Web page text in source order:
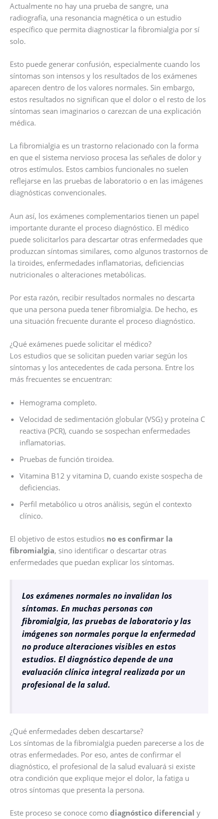
Actualmente no hay una prueba de sangre, una
radiografía, una resonancia magnética o un estudio
específico que permita diagnosticar la fibromialgia por sí
solo.
Esto puede generar confusión, especialmente cuando los
síntomas son intensos y los resultados de los exámenes
aparecen dentro de los valores normales. Sin embargo,
estos resultados no significan que el dolor o el resto de los
síntomas sean imaginarios o carezcan de una explicación
médica.
La fibromialgia es un trastorno relacionado con la forma
en que el sistema nervioso procesa las señales de dolor y
otros estímulos. Estos cambios funcionales no suelen
reflejarse en las pruebas de laboratorio o en las imágenes
diagnósticas convencionales.
Aun así, los exámenes complementarios tienen un papel
importante durante el proceso diagnóstico. El médico
puede solicitarlos para descartar otras enfermedades que
produzcan síntomas similares, como algunos trastornos de
la tiroides, enfermedades inflamatorias, deficiencias
nutricionales o alteraciones metabólicas.
Por esta razón, recibir resultados normales no descarta
que una persona pueda tener fibromialgia. De hecho, es
una situación frecuente durante el proceso diagnóstico.
¿Qué exámenes puede solicitar el médico?
Los estudios que se solicitan pueden variar según los
síntomas y los antecedentes de cada persona. Entre los
más frecuentes se encuentran:
Hemograma completo.
Velocidad de sedimentación globular (VSG) y proteína C
reactiva (PCR), cuando se sospechan enfermedades
inflamatorias.
Pruebas de función tiroidea.
Vitamina B12 y vitamina D, cuando existe sospecha de
deficiencias.
Perfil metabólico u otros análisis, según el contexto
clínico.
El objetivo de estos estudios no es confirmar la
fibromialgia, sino identificar o descartar otras
enfermedades que puedan explicar los síntomas.
Los exámenes normales no invalidan los
síntomas. En muchas personas con
fibromialgia, las pruebas de laboratorio y las
imágenes son normales porque la enfermedad
no produce alteraciones visibles en estos
estudios. El diagnóstico depende de una
evaluación clínica integral realizada por un
profesional de la salud.
¿Qué enfermedades deben descartarse?
Los síntomas de la fibromialgia pueden parecerse a los de
otras enfermedades. Por eso, antes de confirmar el
diagnóstico, el profesional de la salud evaluará si existe
otra condición que explique mejor el dolor, la fatiga u
otros síntomas que presenta la persona.
Este proceso se conoce como diagnóstico diferencial y